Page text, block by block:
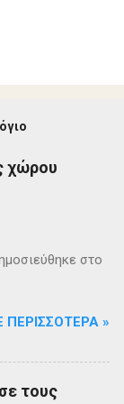
χώρου
στο
ΠΕΡΙΣΣΌΤΕΡΑ »
τους